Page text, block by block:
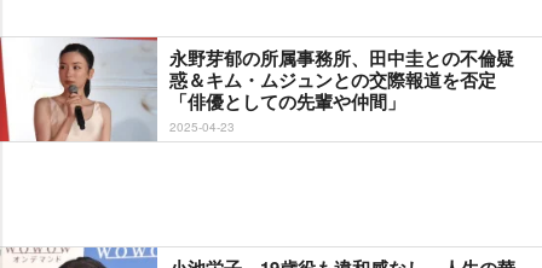
永野芽郁の所属事務所、田中圭との不倫疑
惑＆キム・ムジュンとの交際報道を否定
「俳優としての先輩や仲間」
2025-04-23